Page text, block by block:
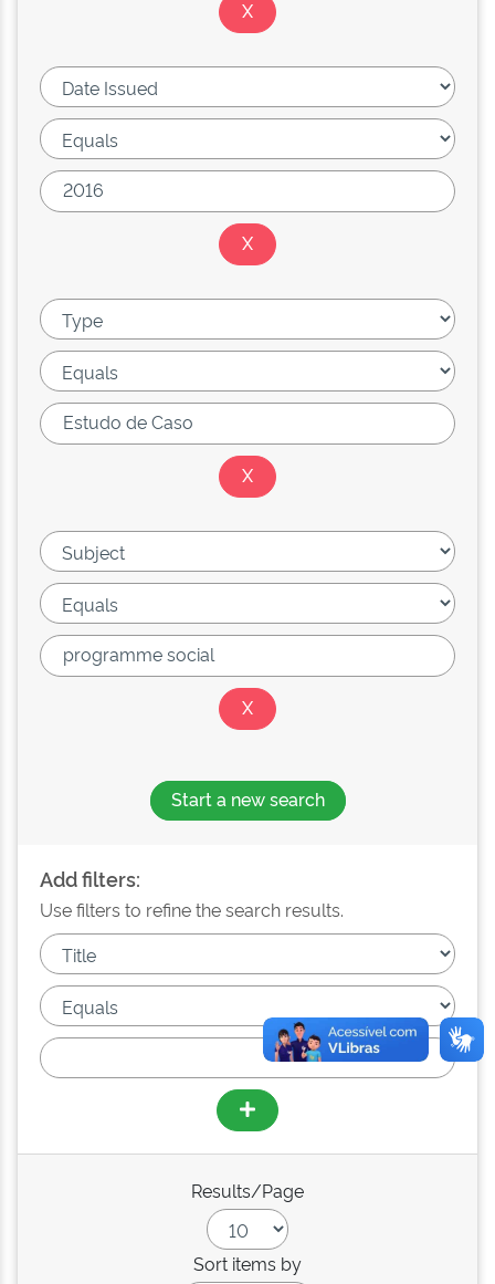
Start a new search
Add filters:
Use filters to refine the search results.
Results/Page
Sort items by